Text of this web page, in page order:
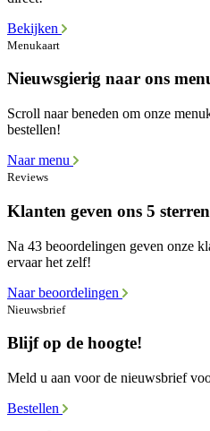
Bekijken
Menukaart
Nieuwsgierig naar ons
Scroll naar beneden om onze
bestellen!
Naar menu
Reviews
Klanten geven ons 5
Na 43 beoordelingen geven onze
ervaar het zelf!
Naar beoordelingen
Nieuwsbrief
Blijf op de hoogte!
Meld u aan voor de nieuwsbrief
Bestellen